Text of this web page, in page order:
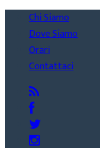
Chi Siamo
Dove Siamo
Orari
Contattaci